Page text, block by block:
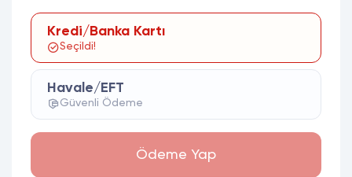
Kredi/Banka Kartı
Seçildi!
Havale/EFT
Güvenli Ödeme
Ödeme Yap